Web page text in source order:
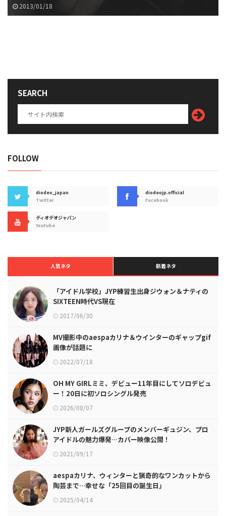
2013/01/18
SEARCH
FOLLOW
diodeo_japan
Twitter
diodeojp.official
Facebook
ディオデオジャパン
Youtube
人気ネタ 新着ネタ
「アイドル学校」JYP練習生出身ジウォン＆ナティの
SIXTEEN時代VS現在
2017/06/30
MV撮影中のaespaカリナ＆ウインターのギャップgif
画像が話題に
2022/07/18
OH MY GIRLミミ、デビュー11年目にしてソロデビュ
ー！20日に初ソロシングル発売
2026/08/07
JYP新人ガールズグループのメンバーギュジン、プロ
アイドルの魅力爆発…カバー映像公開！
2021/09/17
aespaカリナ、ウィンターと猟奇的なワンカットから
陶芸まで…幸せな「25回目の誕生日」
2025/04/14